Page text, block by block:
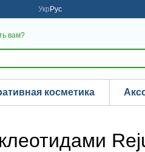
Укр Рус
вам?
косметика